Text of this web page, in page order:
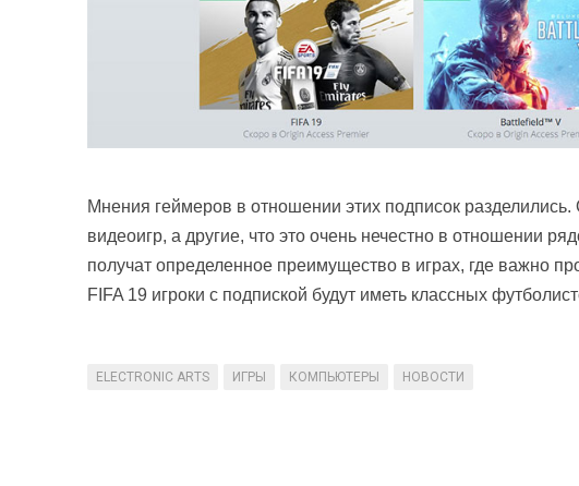
Мнения геймеров в отношении этих подписок
видеоигр, а другие, что это очень нечестно в отношении
получат определенное преимущество в играх, где важно
FIFA 19 игроки с подпиской будут иметь классных
ELECTRONIC ARTS ИГРЫ КОМПЬЮТЕРЫ НОВОСТИ